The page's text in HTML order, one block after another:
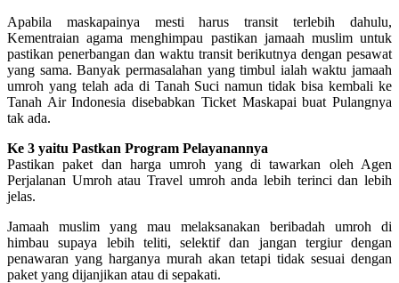
Apabila maskapainya mesti harus transit terlebih dahulu,
Kementraian agama menghimpau pastikan jamaah muslim untuk
pastikan penerbangan dan waktu transit berikutnya dengan pesawat
yang sama. Banyak permasalahan yang timbul ialah waktu jamaah
umroh yang telah ada di Tanah Suci namun tidak bisa kembali ke
Tanah Air Indonesia disebabkan Ticket Maskapai buat Pulangnya
tak ada.
Ke 3 yaitu Pastkan Program Pelayanannya
Pastikan paket dan harga umroh yang di tawarkan oleh Agen
Perjalanan Umroh atau Travel umroh anda lebih terinci dan lebih
jelas.
Jamaah muslim yang mau melaksanakan beribadah umroh di
himbau supaya lebih teliti, selektif dan jangan tergiur dengan
penawaran yang harganya murah akan tetapi tidak sesuai dengan
paket yang dijanjikan atau di sepakati.